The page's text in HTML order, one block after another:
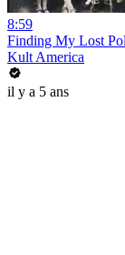
8:59
Finding My Lost
Kult America
il y a 5 ans